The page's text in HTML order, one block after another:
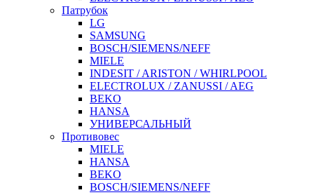
Патрубок
LG
SAMSUNG
BOSCH/SIEMENS/NEFF
MIELE
INDESIT / ARISTON / WHIRLPOOL
ELECTROLUX / ZANUSSI / AEG
BEKO
HANSA
УНИВЕРСАЛЬНЫЙ
Противовес
MIELE
HANSA
BEKO
BOSCH/SIEMENS/NEFF